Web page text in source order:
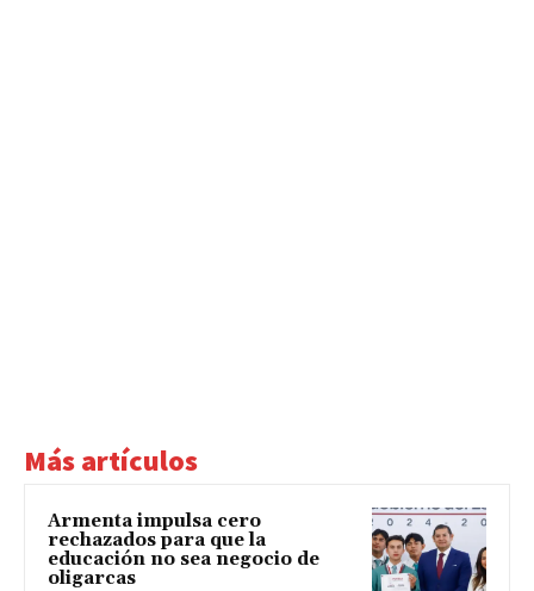
Más artículos
Armenta impulsa cero
rechazados para que la
educación no sea negocio de
oligarcas